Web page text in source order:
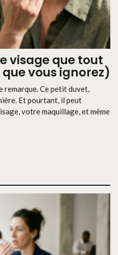
visage que tout
vous ignorez)
remarque. Ce petit duvet,
Et pourtant, il peut
votre maquillage, et même